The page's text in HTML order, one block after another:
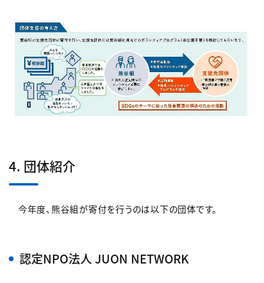
4. 団体紹介
今年度、熊谷組が寄付を行うのは以下の団体です。
認定NPO法人 JUON NETWORK